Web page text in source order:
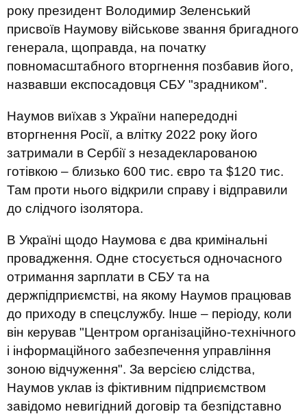
року президент Володимир Зеленський
присвоїв Наумову військове звання бригадного
генерала, щоправда, на початку
повномасштабного вторгнення позбавив його,
назвавши експосадовця СБУ "зрадником".
Наумов виїхав з України напередодні
вторгнення Росії, а влітку 2022 року його
затримали в Сербії з незадекларованою
готівкою – близько 600 тис. євро та $120 тис.
Там проти нього відкрили справу і відправили
до слідчого ізолятора.
В Україні щодо Наумова є два кримінальні
провадження. Одне стосується одночасного
отримання зарплати в СБУ та на
держпідприємстві, на якому Наумов працював
до приходу в спецслужбу. Інше – періоду, коли
він керував "Центром організаційно-технічного
і інформаційного забезпечення управління
зоною відчуження". За версією слідства,
Наумов уклав із фіктивним підприємством
завідомо невигідний договір та безпідставно